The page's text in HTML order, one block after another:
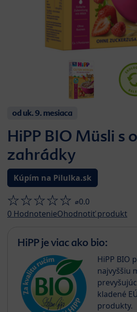
od uk. 9. mesiaca
HiPP BIO Müsli s
zahrádky
Kúpím na Pilulka.sk
⌀0.0
0 HodnotenieOhodnotiť produkt
HiPP je viac ako bio:
HiPP BIO
najvyššiu
kladené
produkty.